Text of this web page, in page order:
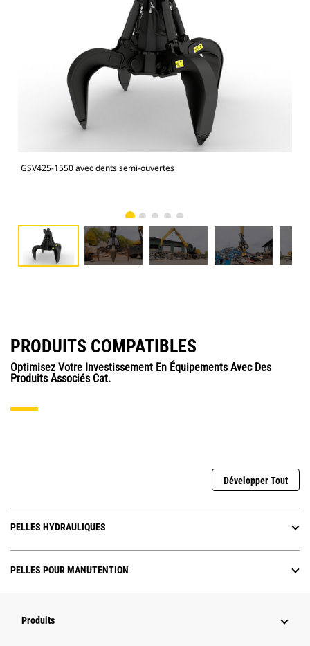
GSV425-1550 avec dents semi-ouvertes
PRODUITS COMPATIBLES
Optimisez Votre Investissement En Équipements Avec Des
Produits Associés Cat.
Développer Tout
PELLES HYDRAULIQUES
PELLES POUR MANUTENTION
Produits